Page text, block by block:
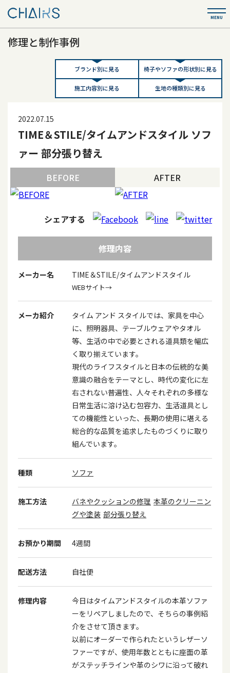
修理と制作事例
ブランド別に見る 椅子やソファの形状別に見る
施工内容別に見る 生地の種類別に見る
2022.07.15
TIME＆STILE/タイムアンドスタイル ソフ
ァー 部分張り替え
BEFORE AFTER
シェアする
修理内容
メーカー名 TIME＆STILE/タイムアンドスタイル
WEBサイト→
メーカ紹介
タイム アンド スタイルでは、家具を中心
に、照明器具、テーブルウェアやタオル
等、生活の中で必要とされる道具類を幅広
く取り揃えています。
現代のライフスタイルと日本の伝統的な美
意識の融合をテーマとし、時代の変化に左
右されない普遍性、人々それぞれの多様な
日常生活に溶け込む包容力、生活道具とし
ての機能性といった、長期の使用に堪える
総合的な品質を追求したものづくりに取り
組んでいます。
種類 ソファ
施工方法 バネやクッションの修理 本革のクリーニン
グや塗装 部分張り替え
お預かり期間 4週間
配送方法 自社便
修理内容
今日はタイムアンドスタイルの本革ソファ
ーをリペアしましたので、そちらの事例紹
介をさせて頂きます。
以前にオーダーで作られたというレザーソ
ファーですが、使用年数とともに座面の革
がステッチラインや革のシワに沿って破れ